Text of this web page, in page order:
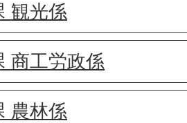
観光係
商工労政係
農林係